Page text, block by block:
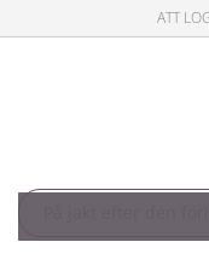
ATT